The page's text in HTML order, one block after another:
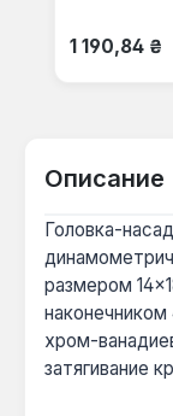
Обычная
1 190,84 ₴
Описание
Головка-
размером
хром-
затягивание